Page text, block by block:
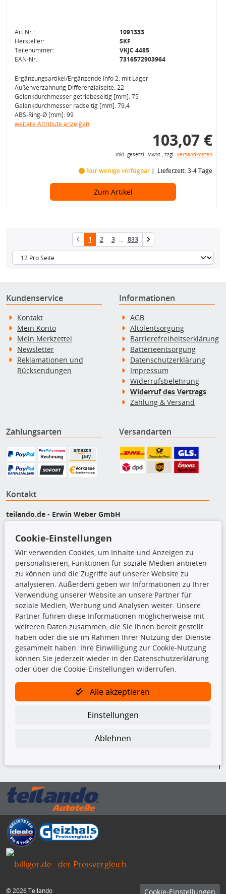
Art.Nr.:
1091333
Hersteller:
SKF
Teilenummer:
VKJC 4485
EAN-Nr.:
7316572903964
Ergänzungsartikel/Ergänzende Info 2: mit Lager
Außenverzahnung Differenzialseite: 22
Gelenkdurchmesser getriebeseitig [mm]: 75
Gelenkdurchmesser radseitig [mm]: 79,4
ABS-Ring-Ø [mm]: 99
weitere Attribute anzeigen
103,07 €
inkl. gesetzl. MwSt., zzgl. Versandkosten
Nur wenige verfügbar Lieferzeit: 3-4 Tage
Zum Artikel
1 2 3 ... 833
Kundenservice
Kontakt
Mein Konto
Mein Merkzettel
Newsletter
Reklamationen und
Rücksendungen
Informationen
AGB
Altölentsorgung
Barrierefreiheitserklärung
Batterieentsorgung
Datenschutzerklärung
Impressum
Widerrufsbelehrung
Widerruf des Vertrags
Zahlung & Versand
Zahlungsarten Versandarten
Kontakt
teilando.de - Erwin Weber GmbH
85376 Hetzenhausen
+49 (0) 8165 / 5093200
shop@teilando.de
Top Produkte
Beleuchtung
Bremsbeläge
Bremsscheiben
Kupplungssatz
Querlenker
Radlager
Stoßdämpfer
vorherige Zustimmung von TecDoc zu vervielfältigen, zu verbreiten
und/oder diese Handlungen durch Dritte ausführen zu lassen. Ein
Zuwiderhandeln stellt eine Urheberrechtsverletzung dar und wird verfolgt.
Bitte prüfen Sie, ob das über unseren Onlineshop identifizierte Ersatzteil
auch tatsächlich dem gesuchten Ersatzteil entspricht.
Gegebenenfalls sind ergänzende Informationen notwendig, um
sicherzustellen, dass das gewählte Ersatzteil auch in das gewünschte
Kraftfahrzeug passt.
Für Fragen stehen wir Ihnen gerne zur Verfügung.
© 2026 Teilando
Cookie-Einstellungen
Cookie-Einstellungen
Wir verwenden Cookies, um Inhalte und Anzeigen zu
personalisieren, Funktionen für soziale Medien anbieten
zu können und die Zugriffe auf unserer Website zu
analysieren. Außerdem geben wir Informationen zu Ihrer
Verwendung unserer Website an unsere Partner für
soziale Medien, Werbung und Analysen weiter. Unsere
Partner führen diese Informationen möglicherweise mit
weiteren Daten zusammen, die Sie ihnen bereit gestellt
haben oder die sie im Rahmen Ihrer Nutzung der Dienste
gesammelt haben. Ihre Einwilligung zur Cookie-Nutzung
können Sie jederzeit wieder in der Datenschutzerklärung
oder über die Cookie-Einstellungen widerrufen.
Alle akzeptieren
Einstellungen
Ablehnen